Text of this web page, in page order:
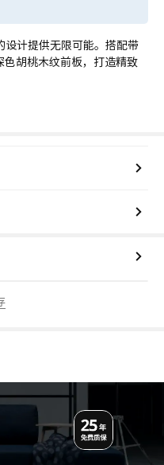
计提供无限可能。搭配带
色胡桃木纹前板，打造精致